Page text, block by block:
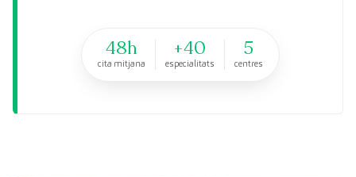
48h
cita mitjana
+40
especialitats
5
centres